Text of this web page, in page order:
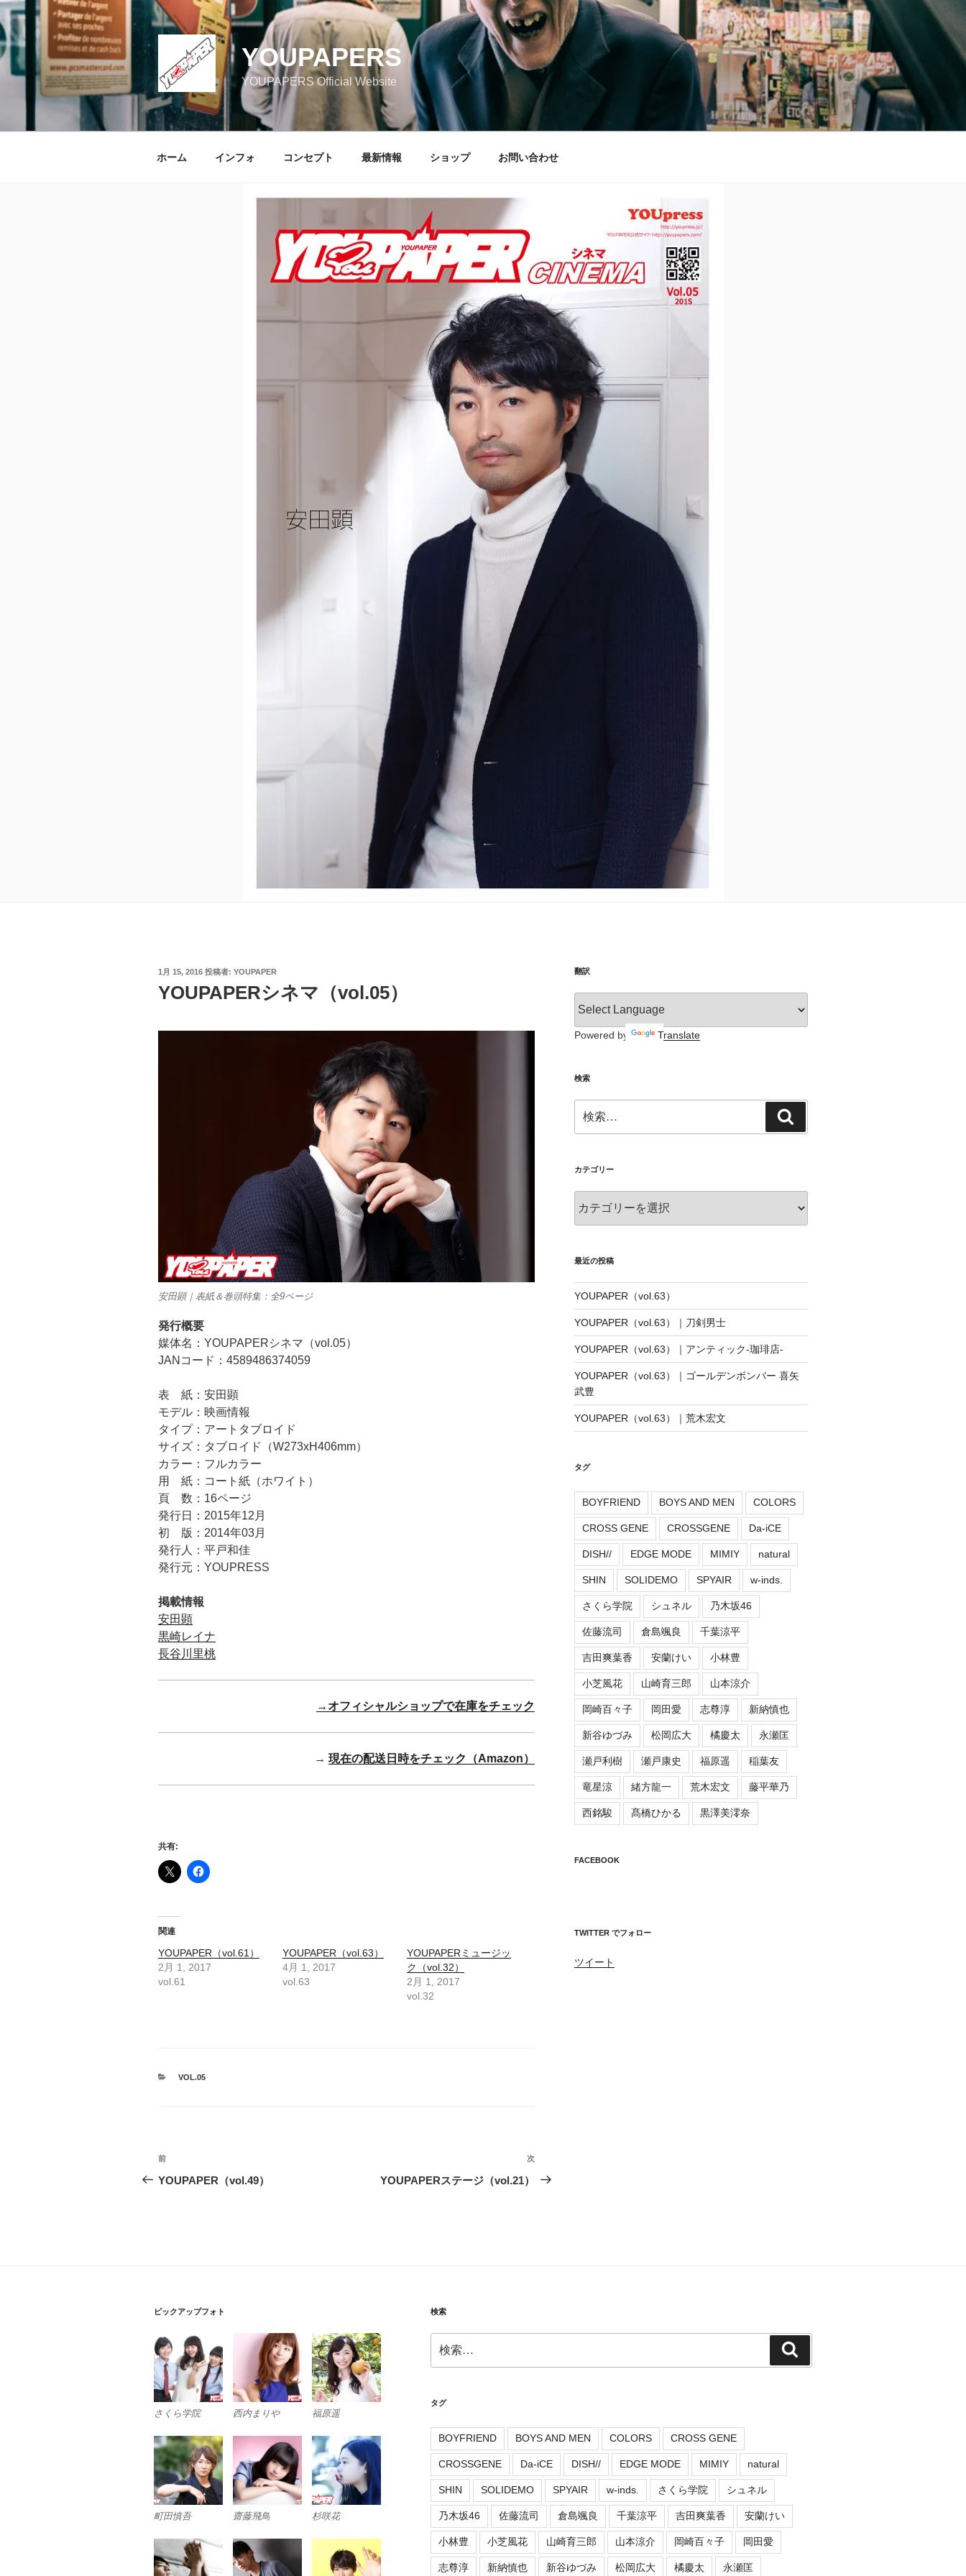
コ
ン
テ
ン
ツ
YOUPAPERS
YOUPAPERS Official Website
ホーム インフォ コンセプト 最新情報 ショップ お問い合わせ
投
日:
1月 15, 2016 投稿者: YOUPAPER
YOUPAPERシネマ（vol.05）
安田顕｜表紙＆巻頭特集：全9ページ
発行概要
媒体名：YOUPAPERシネマ（vol.05）
JANコード：4589486374059
表 紙：安田顕
モデル：映画情報
タイプ：アートタブロイド
サイズ：タブロイド（W273xH406mm）
カラー：フルカラー
用 紙：コート紙（ホワイト）
頁 数：16ページ
発行日：2015年12月
初 版：2014年03月
発行人：平戸和佳
発行元：YOUPRESS
掲載情報
安田顕
黒崎レイナ
長谷川里桃
→オフィシャルショップで在庫をチェック
→現在の配送日時をチェック（Amazon）
共有:
関連
YOUPAPER（vol.61）
2月 1, 2017
vol.61
YOUPAPER（vol.63）
4月 1, 2017
vol.63
YOUPAPERミュージッ
ク（vol.32）
2月 1, 2017
vol.32
カ
VOL.05
投
稿
シ
ョ
ン
前
の
前
YOUPAPER（vol.49）
次
の
次
YOUPAPERステージ（vol.21）
翻訳
Powered by Translate
検索
索:
索
カテゴリー
テ
ー
最近の投稿
YOUPAPER（vol.63）
YOUPAPER（vol.63）｜刀剣男士
YOUPAPER（vol.63）｜アンティック-珈琲店-
YOUPAPER（vol.63）｜ゴールデンボンバー 喜矢
武豊
YOUPAPER（vol.63）｜荒木宏文
タグ
BOYFRIEND BOYS AND MEN COLORS
CROSS GENE CROSSGENE Da-iCE
DISH// EDGE MODE MIMIY natural
SHIN SOLIDEMO SPYAIR w-inds.
さくら学院 シュネル 乃木坂46
佐藤流司 倉島颯良 千葉涼平
吉田爽葉香 安蘭けい 小林豊
小芝風花 山崎育三郎 山本涼介
岡崎百々子 岡田愛 志尊淳 新納慎也
新谷ゆづみ 松岡広大 橘慶太 永瀬匡
瀬戸利樹 瀬戸康史 福原遥 稲葉友
竜星涼 緒方龍一 荒木宏文 藤平華乃
西銘駿 髙橋ひかる 黒澤美澪奈
FACEBOOK
TWITTER でフォロー
ツイート
ピックアップフォト
さくら学院 西内まりや 福原遥
町田慎吾 齋藤飛鳥 杉咲花
検索
索:
索
タグ
BOYFRIEND BOYS AND MEN COLORS CROSS GENE
CROSSGENE Da-iCE DISH// EDGE MODE MIMIY natural
SHIN SOLIDEMO SPYAIR w-inds. さくら学院 シュネル
乃木坂46 佐藤流司 倉島颯良 千葉涼平 吉田爽葉香 安蘭けい
小林豊 小芝風花 山崎育三郎 山本涼介 岡崎百々子 岡田愛
志尊淳 新納慎也 新谷ゆづみ 松岡広大 橘慶太 永瀬匡